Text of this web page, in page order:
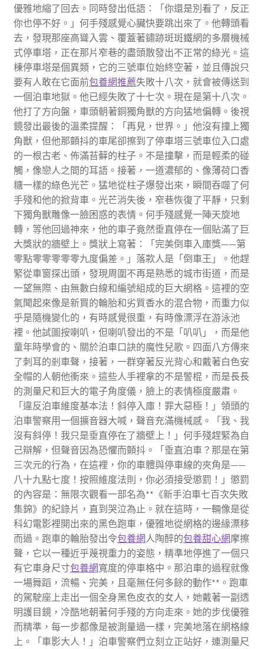
優雅地縮了回去。同時發出低語：「你還是別看了，反正
你也停不好。」何手殘感覺心臟快要跳出來了。他轉頭看
去，發現那座高聳入雲、覆蓋著鏽跡斑斑鐵網的多層機械
式停車塔，正在那片窄巷的盡頭散發出不正常的綠光。這
棟停車塔是個異類，它的三號車位始終空著，並且傳說只
要有人敢在它面前包養網推薦失敗十八次，就會被傳送到
一個泊車地獄。他已經失敗了十七次。現在是第十八次。
他打了方向盤，車頭朝著銅獨角獸的方向猛地偏轉。後視
鏡發出最後的溫柔提醒：「再見，世界。」他沒有撞上獨
角獸，但他那顫抖的車尾卻擦到了停車塔三號車位入口處
的一根古老、佈滿苔蘚的柱子。不是撞擊，而是輕柔的碰
觸，像戀人之間的耳語。接著，一道濃郁的、像薄荷口香
糖一樣的綠色光芒。猛地從柱子爆發出來，瞬間吞噬了何
手殘和他的掀背車。光芒消失後，窄巷恢復了平靜，只剩
下獨角獸雕像一臉困惑的表情。何手殘感覺一陣天旋地
轉，等他回過神來，他的車子竟然垂直停在一個貼滿了巨
大獎狀的牆壁上。獎狀上寫著：「完美倒車入庫獎——第
零點零零零零零九度偏差。」落款人是「倒車王」。他趕
緊從車窗探出頭，發現周圍不再是熟悉的城市街道，而是
一望無際、由無數白線和編號組成的巨大網格。這裡的空
氣聞起來像是新買的輪胎和劣質香水的混合物，而重力似
乎是隨機變化的，有時感覺很重，有時像漂浮在游泳池
裡。他試圖按喇叭，但喇叭發出的不是「叭叭」，而是他
童年時學會的、關於泊車口訣的魔性兒歌。四面八方傳來
了刺耳的剎車聲，接著，一群穿著反光背心和戴著白色安
全帽的人朝他衝來。這些人手裡拿的不是警棍，而是長長
的測量尺和巨大的電子角度儀，臉上的表情極度嚴肅。
「違反泊車維度基本法！斜停入庫！罪大惡極！」領頭的
泊車警察用一個擴音器大喊，聲音充滿機械感。「我、我
沒有斜停！我只是垂直停在了牆壁上！」何手殘趕緊為自
己辯解，但聲音因為恐懼而顫抖。「垂直泊車？那是在第
三次元的行為，在這裡，你的車體與停車線的夾角是——
八十九點七度！按照維度法則，你必須接受懲罰！」懲罰
的內容是：無限次觀看一部名為**《新手泊車七百次失敗
集錦》的紀錄片，直到哭泣為止。就在這時，一輛像是從
科幻電影裡開出來的黑色跑車，優雅地從網格的邊緣漂移
而過。跑車的輪胎發出令包養網人陶醉的包養甜心網摩擦
聲，它以一種近乎蔑視重力的姿態，精準地停進了一個只
有它車身尺寸包養網寬度的停車格中。那泊車的過程就像
一場舞蹈，流暢、完美，且毫無任何多餘的動作**。跑車
的駕駛座上走出一個全身黑色皮衣的女人，她戴著一副透
明護目鏡，冷酷地朝著何手殘的方向走來。她的步伐優雅
而精準，每一步都像是被測量過一樣，完美地落在網格線
上。「車影大人！」泊車警察們立刻立正站好，連測量尺